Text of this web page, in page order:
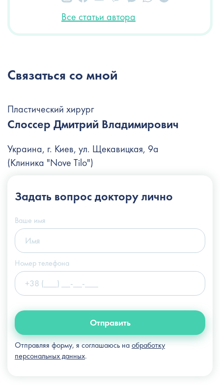
Все статьи автора
Связаться со мной
Пластический хирург
Слоссер Дмитрий Владимирович
Украина, г. Киев, ул. Щекавицкая, 9а
(Клиника "Nove Tilo")
+38 (066) 122-6-111
info@slosser.com.ua
Задать вопросдоктору лично
Ваше имя
Номер телефона
Отправить
Отправляя форму, я соглашаюсь наобработку
персональных данных.